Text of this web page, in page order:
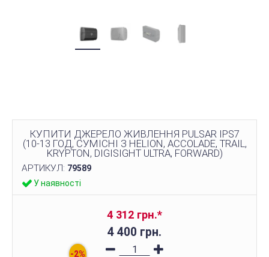
КУПИТИ ДЖЕРЕЛО ЖИВЛЕННЯ PULSAR IPS7
(10-13 ГОД, СУМІСНІ З HELION, ACCOLADE, TRAIL,
KRYPTON, DIGISIGHT ULTRA, FORWARD)
АРТИКУЛ: 79589
У наявності
4 312 грн.*
4 400 грн.